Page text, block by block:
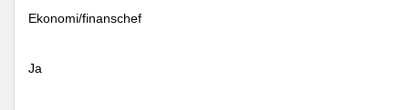
Ekonomi/finanschef
Ja